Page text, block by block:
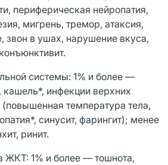
периферическая нейропатия,
мигрень, тремор, атаксия,
звон в ушах, нарушение вкуса,
системы: 1% и более —
кашель*, инфекции верхних
температура тела,
синусит, фарингит); менее
ринит.
ЖКТ: 1% и более — тошнота,